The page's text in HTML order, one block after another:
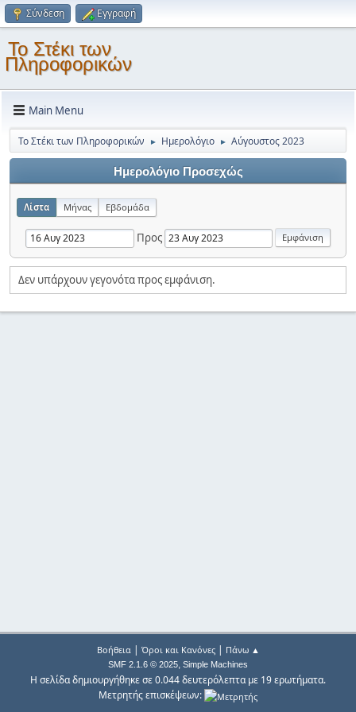
Σύνδεση Εγγραφή
Το Στέκι των
Πληροφορικών
Main Menu
Το Στέκι των Πληροφορικών ► Ημερολόγιο ► Αύγουστος 2023
Ημερολόγιο Προσεχώς
Λίστα Μήνας Εβδομάδα
Προς
Δεν υπάρχουν γεγονότα προς εμφάνιση.
Βοήθεια| Όροι και Κανόνες| Πάνω ▲
SMF 2.1.6 © 2025, Simple Machines
Η σελίδα δημιουργήθηκε σε 0.044 δευτερόλεπτα με 19 ερωτήματα.
Μετρητής επισκέψεων: